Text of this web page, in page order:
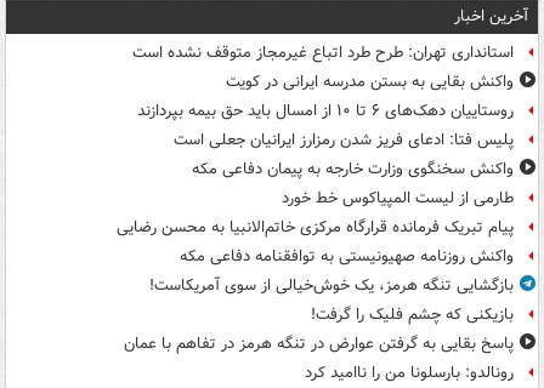
آخرین اخبار
استانداری تهران: طرح طرد اتباع غیرمجاز متوقف نشده است
واکنش بقایی به بستن مدرسه ایرانی در کویت
روستاییان دهک‌های ۶ تا ۱۰ از امسال باید حق بیمه بپردازند
پلیس فتا: ادعای فریز شدن رمزارز ایرانیان جعلی است
واکنش سخنگوی وزارت خارجه به پیمان دفاعی مکه
طارمی از لیست المپیاکوس خط خورد
پیام تبریک فرمانده قرارگاه مرکزی خاتم‌الانبیا به محسن رضایی
واکنش روزنامه صهیونیستی به توافقنامه دفاعی مکه
بازگشایی تنگه هرمز، یک خوش‌خیالی از سوی آمریکاست!
بازیکنی که چشم فلیک را گرفت!
پاسخ بقایی به گرفتن عوارض در تنگه هرمز در تفاهم با عمان
رونالدو: بارسلونا من را ناامید کرد